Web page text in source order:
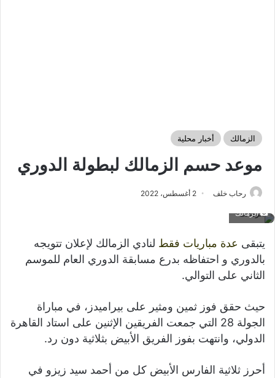
الزمالك أخبار محلية
موعد حسم الزمالك لبطولة الدوري
رحاب خلف 2 أغسطس، 2022
الزمالك
يتبقى عدة مباريات فقط لنادي الزمالك لإعلان تتويجه
بالدوري و احتفاظه بدرع مسابقة الدوري العام للموسم
الثاني على التوالي.
حيث حقق فوز ثمين ومثير على بيراميدز، في مباراة
الجولة 28 التي جمعت الفريقين الإثنين على استاد القاهرة
الدولي، وانتهت بفوز الفريق الأبيض بثلاثية دون رد.
أحرز ثلاثية الفارس الأبيض كل من أحمد سيد زيزو في